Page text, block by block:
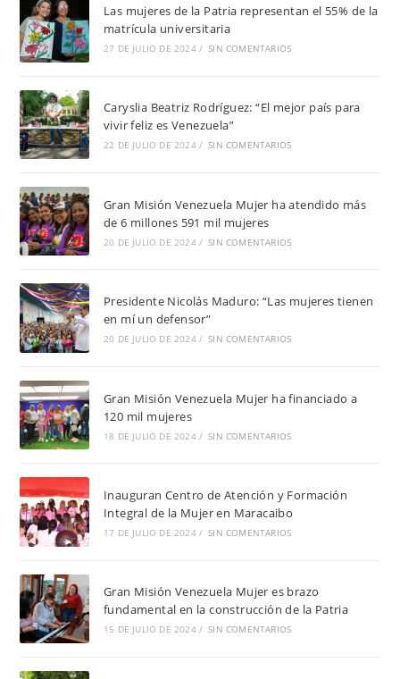
Las mujeres de la Patria representan el 55% de la
matrícula universitaria
27 DE JULIO DE 2024 / SIN COMENTARIOS
Caryslia Beatriz Rodríguez: “El mejor país para
vivir feliz es Venezuela”
22 DE JULIO DE 2024 / SIN COMENTARIOS
Gran Misión Venezuela Mujer ha atendido más
de 6 millones 591 mil mujeres
20 DE JULIO DE 2024 / SIN COMENTARIOS
Presidente Nicolás Maduro: “Las mujeres tienen
en mí un defensor”
20 DE JULIO DE 2024 / SIN COMENTARIOS
Gran Misión Venezuela Mujer ha financiado a
120 mil mujeres
18 DE JULIO DE 2024 / SIN COMENTARIOS
Inauguran Centro de Atención y Formación
Integral de la Mujer en Maracaibo
17 DE JULIO DE 2024 / SIN COMENTARIOS
Gran Misión Venezuela Mujer es brazo
fundamental en la construcción de la Patria
15 DE JULIO DE 2024 / SIN COMENTARIOS